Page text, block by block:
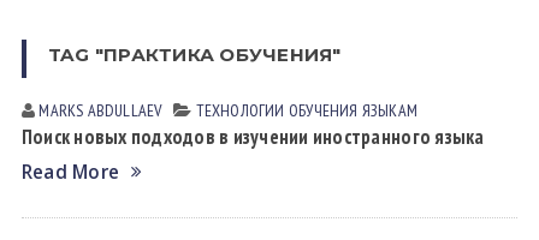
TAG "ПРАКТИКА ОБУЧЕНИЯ"
MARKS АBDULLАEV ТЕХНОЛОГИИ ОБУЧЕНИЯ ЯЗЫКАМ
Поиск новых подходов в изучении иностранного языка
Read More